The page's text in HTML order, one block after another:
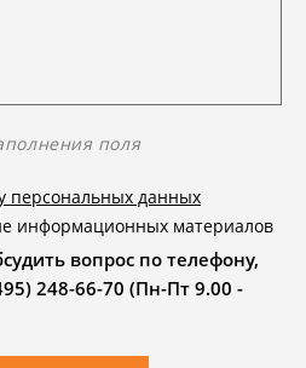
поля
персональных данных
информационных материалов
вопрос по телефону,
248-66-70 (Пн-Пт 9.00 -